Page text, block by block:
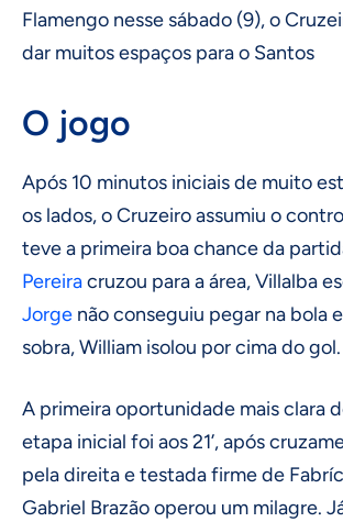
Flamengo nesse sábado (9), o
dar muitos espaços para o Santos
O jogo
Após 10 minutos iniciais de muito
os lados, o Cruzeiro assumiu o
teve a primeira boa chance da
Pereiracruzou para a área, Villalba
Jorge não conseguiu pegar na bola
sobra, William isolou por cima do gol.
A primeira oportunidade mais clara
etapa inicial foi aos 21’, após
pela direita e testada firme de
Gabriel Brazão operou um milagre.